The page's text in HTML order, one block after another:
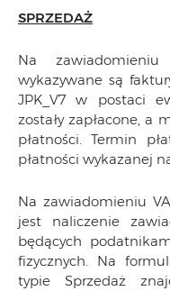
SPRZEDAŻ
Na
wykazywane są
JPK_V7 w postaci
zostały zapłacone,
płatności. Termin
płatności wykazanej
Na zawiadomieniu
jest naliczenie
będących
fizycznych. Na
typie Sprzedaż